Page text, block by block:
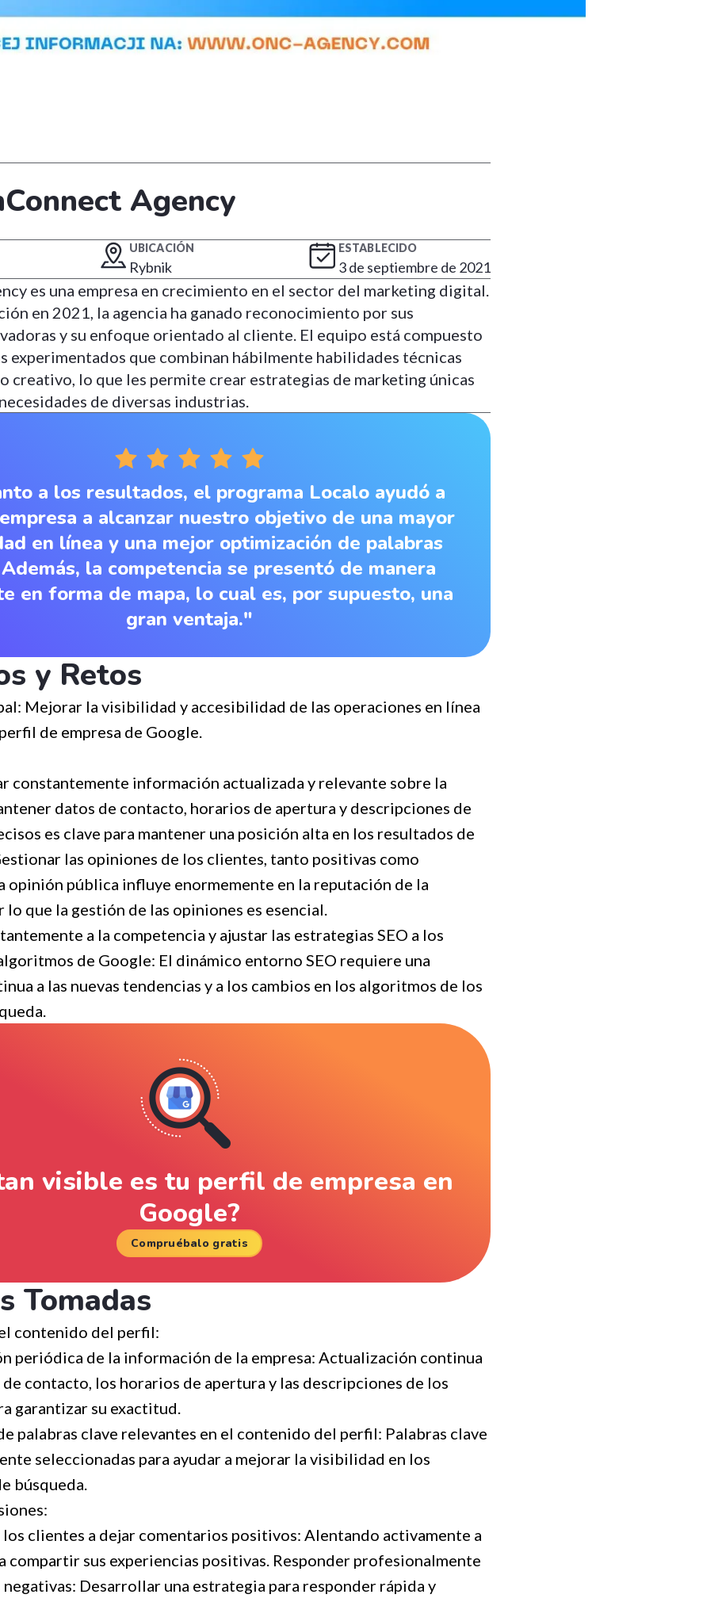
Agency
UBICACIÓN
Rybnik
ESTABLECIDO
3 de septiembre de 2021
es una empresa en crecimiento en el sector del marketing digital.
en 2021, la agencia ha ganado reconocimiento por sus
y su enfoque orientado al cliente. El equipo está compuesto
experimentados que combinan hábilmente habilidades técnicas
creativo, lo que les permite crear estrategias de marketing únicas
de diversas industrias.
a los resultados, el programa Localo ayudó a
a alcanzar nuestro objetivo de una mayor
en línea y una mejor optimización de palabras
la competencia se presentó de manera
en forma de mapa, lo cual es, por supuesto, una
gran ventaja."
y Retos
Mejorar la visibilidad y accesibilidad de las operaciones en línea
de empresa de Google.
constantemente información actualizada y relevante sobre la
datos de contacto, horarios de apertura y descripciones de
es clave para mantener una posición alta en los resultados de
las opiniones de los clientes, tanto positivas como
opinión pública influye enormemente en la reputación de la
lo que la gestión de las opiniones es esencial.
a la competencia y ajustar las estrategias SEO a los
de Google: El dinámico entorno SEO requiere una
a las nuevas tendencias y a los cambios en los algoritmos de los
visible es tu perfil de empresa en
Google?
Compruébalo gratis
Tomadas
contenido del perfil:
periódica de la información de la empresa: Actualización continua
contacto, los horarios de apertura y las descripciones de los
garantizar su exactitud.
palabras clave relevantes en el contenido del perfil: Palabras clave
seleccionadas para ayudar a mejorar la visibilidad en los
búsqueda.
clientes a dejar comentarios positivos: Alentando activamente a
compartir sus experiencias positivas. Responder profesionalmente
negativas: Desarrollar una estrategia para responder rápida y